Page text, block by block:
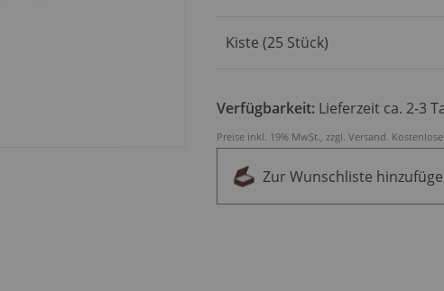
Produkt
Kiste (25 Stück)
Verfügbarkeit: Lieferzeit ca. 2-3
Preise inkl. 19% MwSt., zzgl. Versand.
Zur Wunschliste